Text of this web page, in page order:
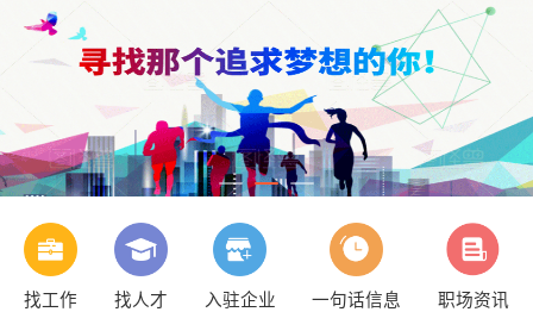
找工作 找人才 入驻企业 一句话信息
职场资讯